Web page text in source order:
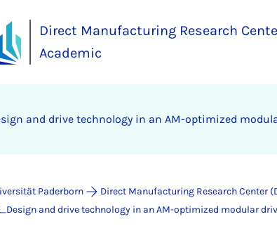
Direct Manufacturing Research
Academic
and drive technology in an AM-optimized
Paderborn Direct Manufacturing Research Center
and drive technology in an AM-optimized modular